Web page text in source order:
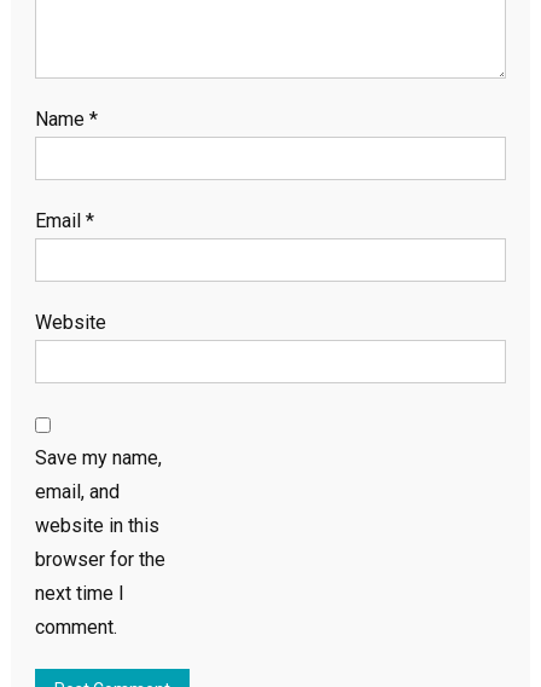
Name *
Email *
Website
Save my name,
email, and
website in this
browser for the
next time I
comment.